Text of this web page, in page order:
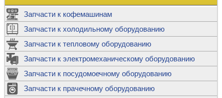
Запчасти к кофемашинам
Запчасти к холодильному оборудованию
Запчасти к тепловому оборудованию
Запчасти к электромеханическому оборудованию
Запчасти к посудомоечному оборудованию
Запчасти к прачечному оборудованию